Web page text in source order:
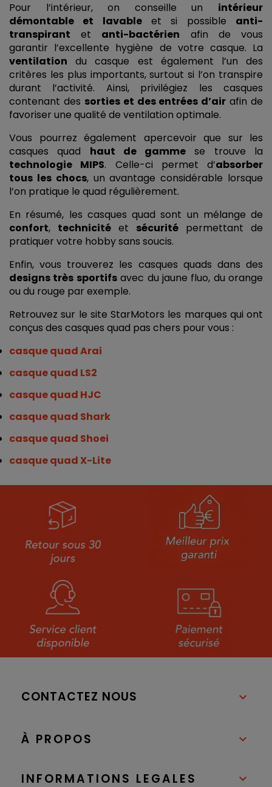
Pour l’intérieur, on conseille un intérieur
démontable et lavable et si possible anti-
transpirant et anti-bactérien afin de vous
ventilation du casque est également l’un des
critères les plus importants, surtout si l’on transpire
durant l’activité. Ainsi, privilégiez les casques
contenant des sorties et des entrées d’air afin de
favoriser une qualité de ventilation optimale.
Vous pourrez également apercevoir que sur les
casques quad haut de gamme
technologie MIPS. Celle-ci permet d’absorber
tous les chocs, un avantage considérable lorsque
l’on pratique le quad régulièrement.
confort, technicité et sécurité permettant de
pratiquer votre hobby sans soucis.
designs très sportifs avec du jaune fluo, du orange
ou du rouge par exemple.
Retrouvez sur le site StarMotors les marques qui ont
conçus des casques quad pas chers pour vous :
casque quad Arai
casque quad LS2
casque quad HJC
casque quad Shark
casque quad Shoei
casque quad X-Lite
CONTACTEZ NOUS 
À PROPOS 
INFORMATIONS LEGALES 